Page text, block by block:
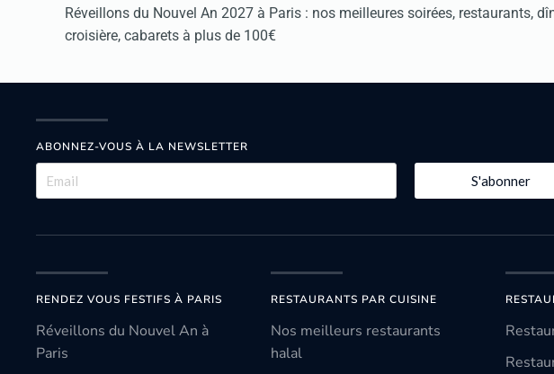
Réveillons du Nouvel An 2027 à Paris : nos meilleures soirées, restaurants,
croisière, cabarets à plus de 100€
ABONNEZ-VOUS À LA NEWSLETTER
S'abonner
RENDEZ VOUS FESTIFS À PARIS
Réveillons du Nouvel An à
Paris
RESTAURANTS PAR CUISINE
Nos meilleurs restaurants
halal